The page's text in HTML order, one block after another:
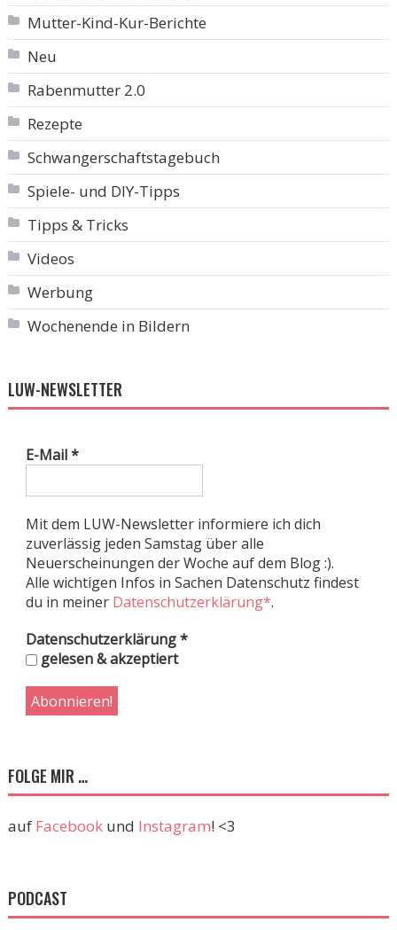
Mutter-Kind-Kur-Berichte
Neu
Rabenmutter 2.0
Rezepte
Schwangerschaftstagebuch
Spiele- und DIY-Tipps
Tipps & Tricks
Videos
Werbung
Wochenende in Bildern
LUW-NEWSLETTER
E-Mail*
Mit dem LUW-Newsletter informiere ich dich
zuverlässig jeden Samstag über alle
Neuerscheinungen der Woche auf dem Blog :).
Alle wichtigen Infos in Sachen Datenschutz findest
du in meiner Datenschutzerklärung*.
Datenschutzerklärung*
gelesen & akzeptiert
FOLGE MIR …
auf Facebookund Instagram! <3
PODCAST